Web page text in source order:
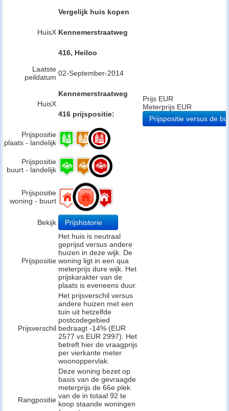
HuisX
Vergelijk huis kopen
Kennemerstraatweg
416, Heiloo
Laatste
peildatum 02-September-2014
HuisX
Kennemerstraatweg
416 prijspositie:
Prijspositie
plaats - landelijk
Prijspositie
buurt - landelijk
Prijspositie
woning - buurt
Bekijk Prijshistorie
Prijspositie
Het huis is neutraal
geprijsd versus andere
huizen in deze wijk. De
woning ligt in een qua
meterprijs dure wijk. Het
prijskarakter van de
plaats is eveneens duur.
Prijsverschil
Het prijsverschil versus
andere huizen met een
tuin uit hetzelfde
postcodegebied
bedraagt -14% (EUR
2577 vs EUR 2997). Het
betreft hier de vraagprijs
per vierkante meter
woonoppervlak.
Rangpositie
Deze woning bezet op
basis van de gevraagde
meterprijs de 66e plek
van de in totaal 92 te
koop staande woningen
Prijs EUR
Meterprijs EUR
Prijspositie versus de